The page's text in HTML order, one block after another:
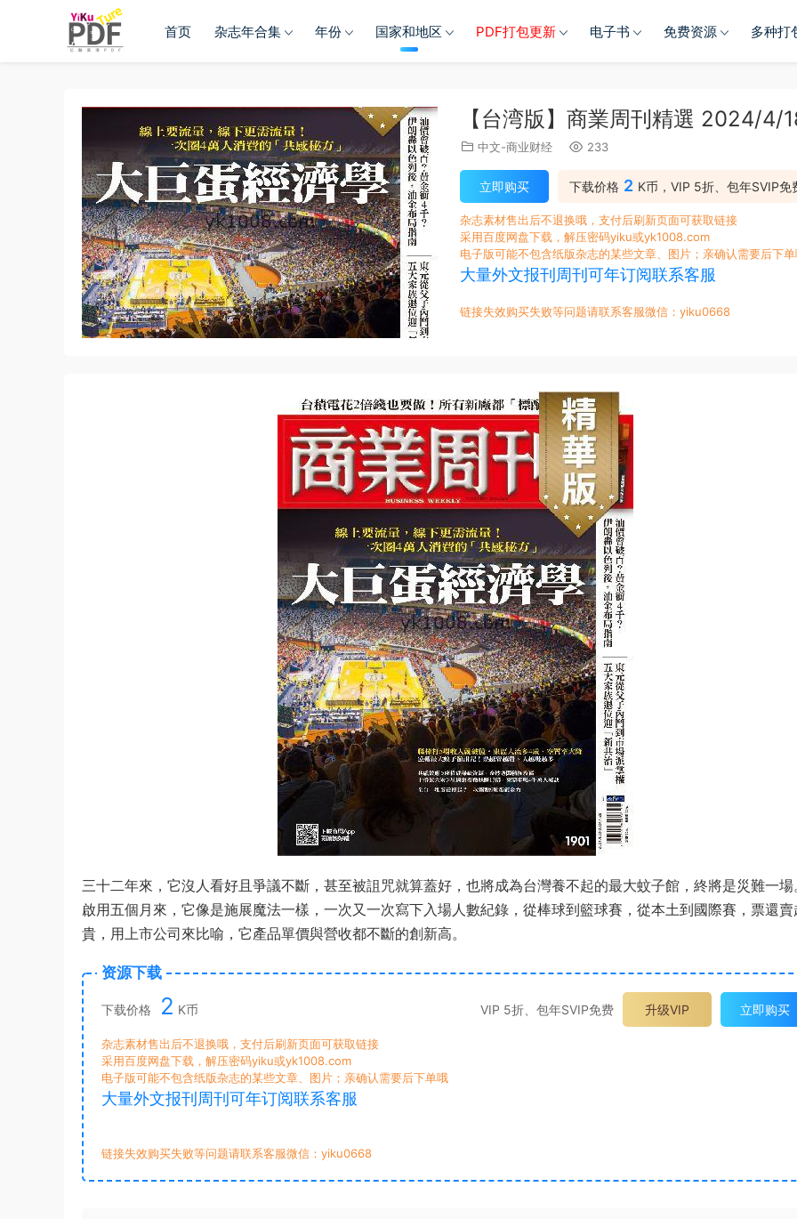
首页 杂志年合集 年份 国家和地区 PDF打包更新 电子书 免费资源 多种打
【台湾版】商業周刊精選 2024/4/
中文-商业财经 233
下载价格 2 K币，VIP 5折、包年SVIP免
立即购买
杂志素材售出后不退换哦，支付后刷新页面可获取链接
采用百度网盘下载，解压密码yiku或yk1008.com
电子版可能不包含纸版杂志的某些文章、图片；亲确认需要后下
大量外文报刊周刊可年订阅联系客服
链接失效购买失败等问题请联系客服微信：yiku0668
三十二年來，它沒人看好且爭議不斷，甚至被詛咒就算蓋好，也將成為台灣養不起的最大蚊子館，終將是災難一
啟用五個月來，它像是施展魔法一樣，一次又一次寫下入場人數紀錄，從棒球到籃球賽，從本土到國際賽，票還賣
貴，用上市公司來比喻，它產品單價與營收都不斷的創新高。
资源下载
下载价格 2 K币 VIP 5折、包年SVIP免费 升级VIP 立即购买
杂志素材售出后不退换哦，支付后刷新页面可获取链接
采用百度网盘下载，解压密码yiku或yk1008.com
电子版可能不包含纸版杂志的某些文章、图片；亲确认需要后下单哦
大量外文报刊周刊可年订阅联系客服
链接失效购买失败等问题请联系客服微信：yiku0668